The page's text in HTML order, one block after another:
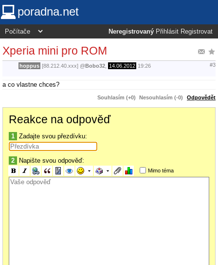
poradna.net
Neregistrovaný Přihlásit Registrovat
Xperia mini pro ROM
hoppus [88.212.40.xxx] @Bobo32 14.06.2012 19:26 #3
a co vlastne chces?
Souhlasím (+0) Nesouhlasím (-0) Odpovědět
Reakce na odpověď
1 Zadajte svou přezdívku:
2 Napište svou odpověď:
Mimo téma